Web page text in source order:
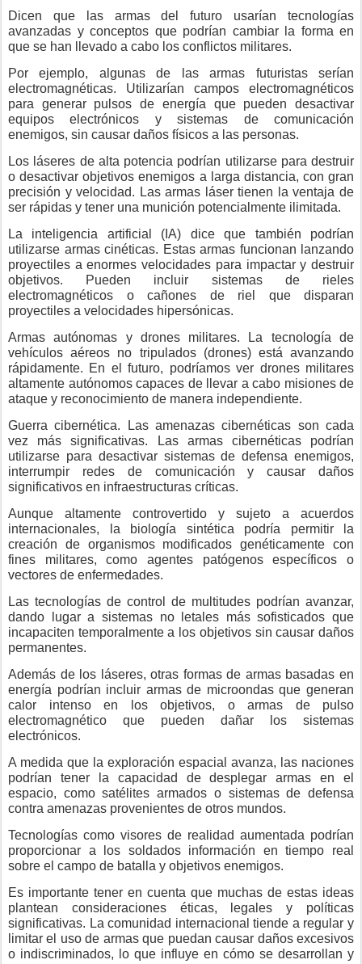
Dicen que las armas del futuro usarían tecnologías
avanzadas y conceptos que podrían cambiar la forma en
que se han llevado a cabo los conflictos militares.
Por ejemplo, algunas de las armas futuristas serían
electromagnéticas. Utilizarían campos electromagnéticos
para generar pulsos de energía que pueden desactivar
equipos electrónicos y sistemas de comunicación
enemigos, sin causar daños físicos a las personas.
Los láseres de alta potencia podrían utilizarse para destruir
o desactivar objetivos enemigos a larga distancia, con gran
precisión y velocidad. Las armas láser tienen la ventaja de
ser rápidas y tener una munición potencialmente ilimitada.
La inteligencia artificial (IA) dice que también podrían
utilizarse armas cinéticas. Estas armas funcionan lanzando
proyectiles a enormes velocidades para impactar y destruir
objetivos. Pueden incluir sistemas de rieles
electromagnéticos o cañones de riel que disparan
proyectiles a velocidades hipersónicas.
Armas autónomas y drones militares. La tecnología de
vehículos aéreos no tripulados (drones) está avanzando
rápidamente. En el futuro, podríamos ver drones militares
altamente autónomos capaces de llevar a cabo misiones de
ataque y reconocimiento de manera independiente.
Guerra cibernética. Las amenazas cibernéticas son cada
vez más significativas. Las armas cibernéticas podrían
utilizarse para desactivar sistemas de defensa enemigos,
interrumpir redes de comunicación y causar daños
significativos en infraestructuras críticas.
Aunque altamente controvertido y sujeto a acuerdos
internacionales, la biología sintética podría permitir la
creación de organismos modificados genéticamente con
fines militares, como agentes patógenos específicos o
vectores de enfermedades.
Las tecnologías de control de multitudes podrían avanzar,
dando lugar a sistemas no letales más sofisticados que
incapaciten temporalmente a los objetivos sin causar daños
permanentes.
Además de los láseres, otras formas de armas basadas en
energía podrían incluir armas de microondas que generan
calor intenso en los objetivos, o armas de pulso
electromagnético que pueden dañar los sistemas
electrónicos.
A medida que la exploración espacial avanza, las naciones
podrían tener la capacidad de desplegar armas en el
espacio, como satélites armados o sistemas de defensa
contra amenazas provenientes de otros mundos.
Tecnologías como visores de realidad aumentada podrían
proporcionar a los soldados información en tiempo real
sobre el campo de batalla y objetivos enemigos.
Es importante tener en cuenta que muchas de estas ideas
plantean consideraciones éticas, legales y políticas
significativas. La comunidad internacional tiende a regular y
limitar el uso de armas que puedan causar daños excesivos
o indiscriminados, lo que influye en cómo se desarrollan y